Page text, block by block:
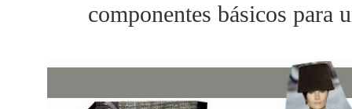
componentes básicos para